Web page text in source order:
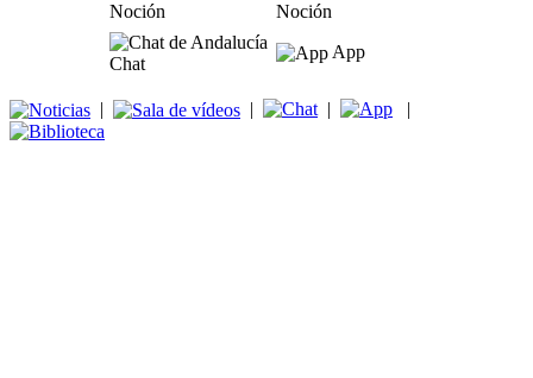
Noción
Noción
Chat
App
| | | |